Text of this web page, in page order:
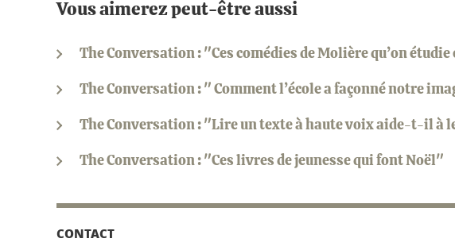
Vous aimerez peut-être aussi
The Conversation : "Ces comédies de Molière qu’on
The Conversation : " Comment l’école a façonné notre
The Conversation : "Lire un texte à haute voix aide-t-il à
The Conversation : "Ces livres de jeunesse qui font Noël"
CONTACT